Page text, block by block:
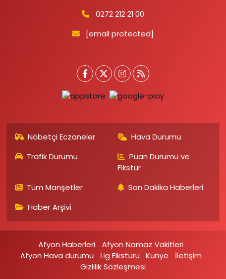
0272 212 21 00
[email protected]
Nöbetçi Eczaneler
Hava Durumu
Trafik Durumu
Puan Durumu ve
Fikstür
Tüm Manşetler
Son Dakika Haberleri
Haber Arşivi
Afyon Haberleri
Afyon Namaz Vakitleri
Afyon Hava durumu
Lig Fikstürü Künye
İletişim
Gizlilik Sözleşmesi